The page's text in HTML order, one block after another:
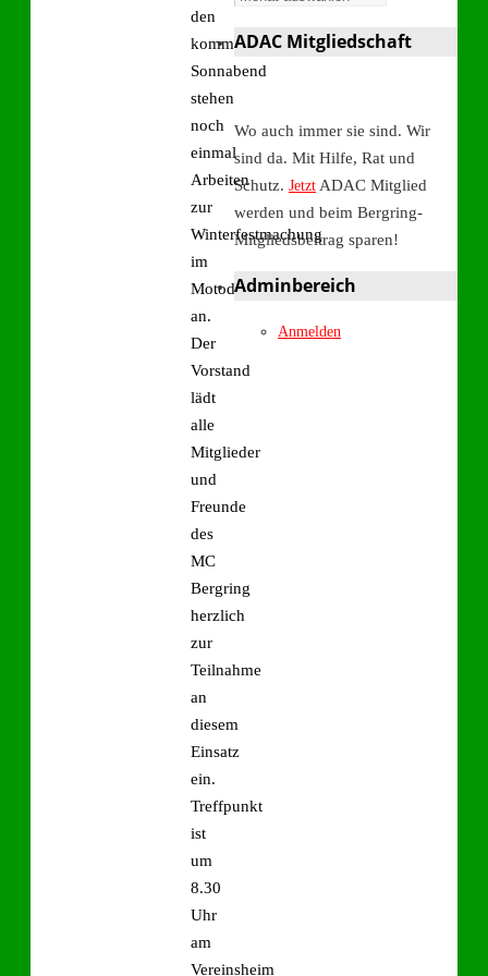
den
kommenden
Sonnabend
stehen
noch
einmal
Arbeiten
zur
Winterfestmachung
im
Motodrom
an.
Der
Vorstand
lädt
alle
Mitglieder
und
Freunde
des
MC
Bergring
herzlich
zur
Teilnahme
an
diesem
Einsatz
ein.
Treffpunkt
ist
um
8.30
Uhr
am
Vereinsheim
ADAC Mitgliedschaft
Wo auch immer sie sind. Wir
sind da. Mit Hilfe, Rat und
Schutz. Jetzt ADAC Mitglied
werden und beim Bergring-
Mitgliedsbeitrag sparen!
Adminbereich
Anmelden